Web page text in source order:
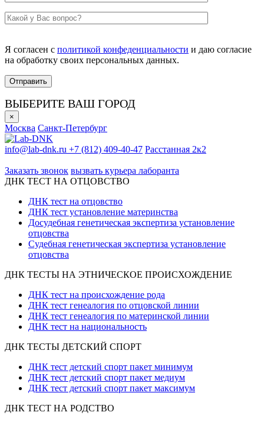
Я согласен с политикой конфеденциальности и даю согласие
на обработку своих персональных данных.
ВЫБЕРИТЕ ВАШ ГОРОД
×
Москва Санкт-Петербург
info@lab-dnk.ru +7 (812) 409-40-47 Расстанная 2к2
Заказать звонок вызвать курьера лаборанта
ДНК ТЕСТ НА ОТЦОВСТВО
ДНК тест на отцовство
ДНК тест установление материнства
Досудебная генетическая экспертиза установление
отцовства
Судебная генетическая экспертиза установление
отцовства
ДНК ТЕСТЫ НА ЭТНИЧЕСКОЕ ПРОИСХОЖДЕНИЕ
ДНК тест на происхождение рода
ДНК тест генеалогия по отцовской линии
ДНК тест генеалогия по материнской линии
ДНК тест на национальность
ДНК ТЕСТЫ ДЕТСКИЙ СПОРТ
ДНК тест детский спорт пакет минимум
ДНК тест детский спорт пакет медиум
ДНК тест детский спорт пакет максимум
ДНК ТЕСТ НА РОДСТВО